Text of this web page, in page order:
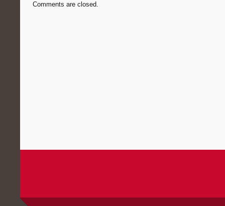
Comments are closed.